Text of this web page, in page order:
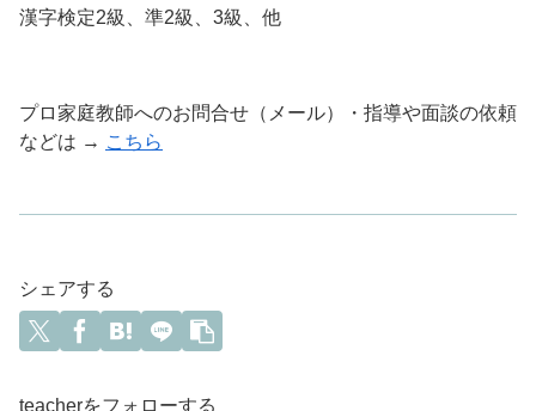
漢字検定2級、準2級、3級、他
プロ家庭教師へのお問合せ（メール）・指導や面談の依頼
などは → こちら
シェアする
teacherをフォローする